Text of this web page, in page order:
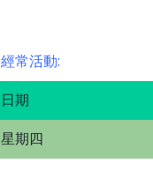
經常活動:
日期
星期四